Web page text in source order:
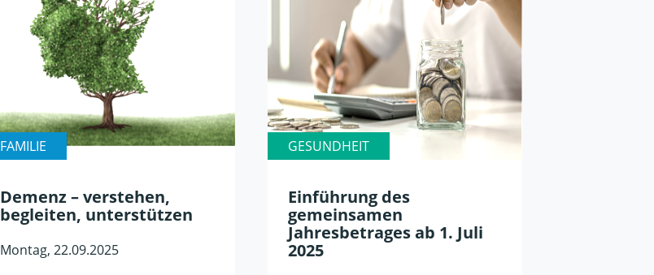
FAMILIE
Demenz – verstehen,
begleiten, unterstützen
Montag, 22.09.2025
GESUNDHEIT
Einführung des
gemeinsamen
Jahresbetrages ab 1. Juli
2025